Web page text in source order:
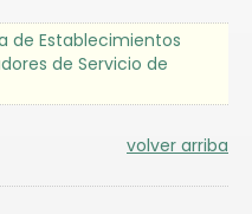
de Establecimientos
de Servicio de
volver arriba